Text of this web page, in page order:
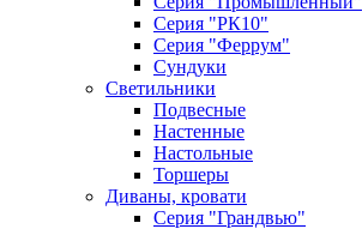
Серия "РК10"
Серия "Феррум"
Сундуки
Светильники
Подвесные
Настенные
Настольные
Торшеры
Диваны, кровати
Серия "Грандвью"